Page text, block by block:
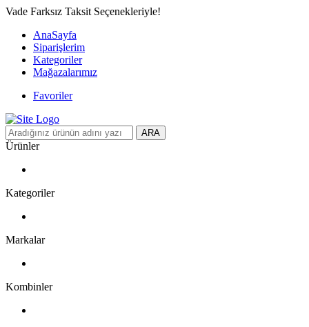
Vade Farksız Taksit Seçenekleriyle!
AnaSayfa
Siparişlerim
Kategoriler
Mağazalarımız
Favoriler
ARA
Ürünler
Kategoriler
Markalar
Kombinler